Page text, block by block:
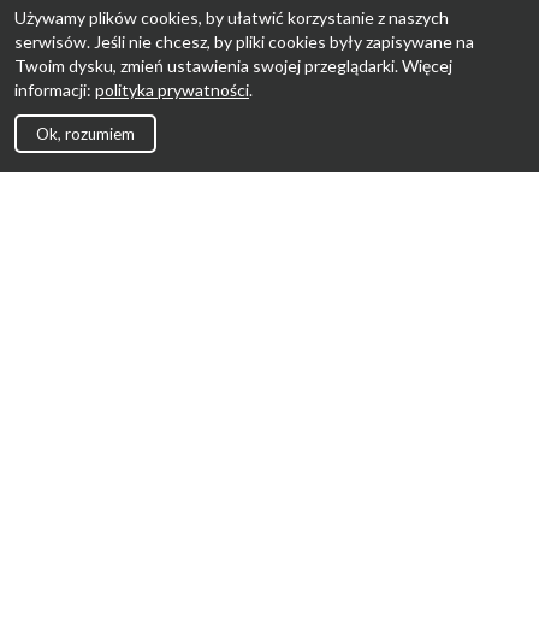
Używamy plików cookies, by ułatwić korzystanie z naszych
serwisów. Jeśli nie chcesz, by pliki cookies były zapisywane na
Twoim dysku, zmień ustawienia swojej przeglądarki. Więcej
informacji: polityka prywatności.
Ok, rozumiem